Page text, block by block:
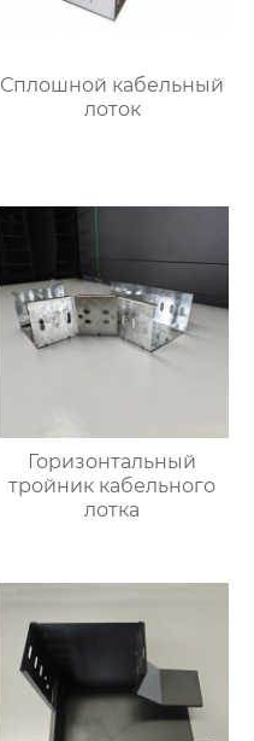
Сплошной кабельный
лоток
Горизонтальный
тройник кабельного
лотка